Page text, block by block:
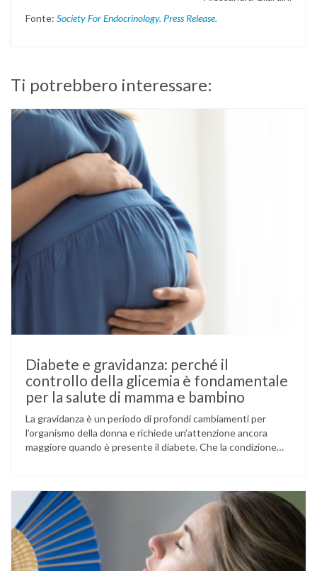
Fonte: Society For Endocrinology. Press Release.
Ti potrebbero interessare:
Diabete e gravidanza: perché il
controllo della glicemia è fondamentale
per la salute di mamma e bambino
La gravidanza è un periodo di profondi cambiamenti per
l’organismo della donna e richiede un’attenzione ancora
maggiore quando è presente il diabete. Che la condizione
volta durante la gestazione (diabete gestazionale),
mantenere …